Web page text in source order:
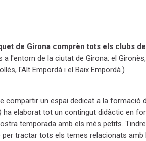
de Girona comprèn tots els clubs
l'entorn de la ciutat de Girona: el
l'Alt Empordà i el Baix Empordà.)
compartir un espai dedicat a la formació
ha elaborat tot un contingut didàctic en
temporada amb els més petits.
tractar tots els temes relacionats amb